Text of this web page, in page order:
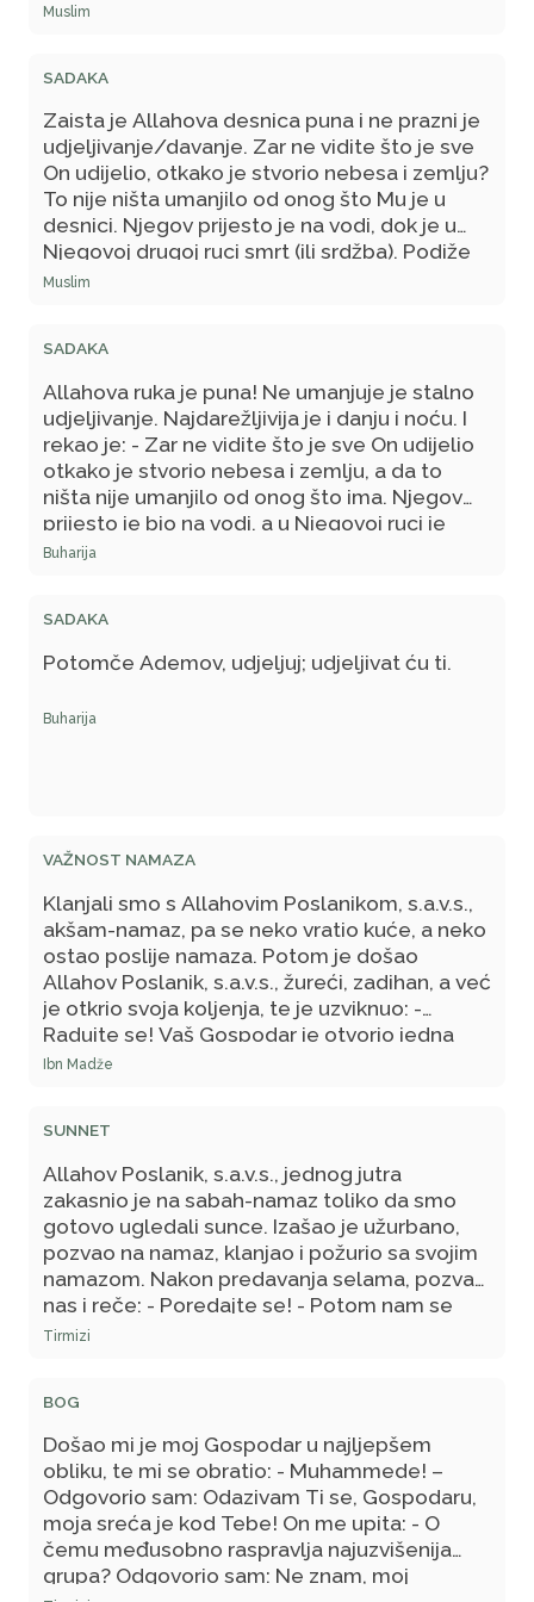
Muslim
SADAKA
Zaista je Allahova desnica puna i ne prazni je
udjeljivanje/davanje. Zar ne vidite što je sve
On udijelio, otkako je stvorio nebesa i zemlju?
To nije ništa umanjilo od onog što Mu je u
desnici. Njegov prijesto je na vodi, dok je u
Njegovoj drugoj ruci smrt (ili srdžba). Podiže
je On i spušta.
Muslim
SADAKA
Allahova ruka je puna! Ne umanjuje je stalno
udjeljivanje. Najdarežljivija je i danju i noću. I
rekao je: - Zar ne vidite što je sve On udijelio
otkako je stvorio nebesa i zemlju, a da to
ništa nije umanjilo od onog što ima. Njegov
prijesto je bio na vodi, a u Njegovoj ruci je
mizan (vaga).
Buharija
SADAKA
Potomče Ademov, udjeljuj; udjeljivat ću ti.
Buharija
VAŽNOST NAMAZA
Klanjali smo s Allahovim Poslanikom, s.a.v.s.,
akšam-namaz, pa se neko vratio kuće, a neko
ostao poslije namaza. Potom je došao
Allahov Poslanik, s.a.v.s., žureći, zadihan, a već
je otkrio svoja koljenja, te je uzviknuo: -
Radujte se! Vaš Gospodar je otvorio jedna
vrata nebesa i vama se hvali Svojim
Ibn Madže
SUNNET
Allahov Poslanik, s.a.v.s., jednog jutra
zakasnio je na sabah-namaz toliko da smo
gotovo ugledali sunce. Izašao je užurbano,
pozvao na namaz, klanjao i požurio sa svojim
namazom. Nakon predavanja selama, pozva
nas i reče: - Poredajte se! - Potom nam se
približio i rekao: - Obavijestit ću vas zbog
stanju. Zadrijemao sam na namazu toliko da
mi je postalo teško. Baš u tom trenu sam se
našao da stojim pred svojim Gospodarom,
dž.š., Koji je bio u najljepšem obliku. On me
pozva: - Muhammede! Odgovorio sam:
Odazivam Ti se, moj Gospodaru! On me upita:
- O čemu raspravlja najuzvišenija grupa? -
Tirmizi
BOG
Došao mi je moj Gospodar u najljepšem
obliku, te mi se obratio: - Muhammede! –
Odgovorio sam: Odazivam Ti se, Gospodaru,
moja sreća je kod Tebe! On me upita: - O
čemu međusobno raspravlja najuzvišenija
grupa? Odgovorio sam: Ne znam, moj